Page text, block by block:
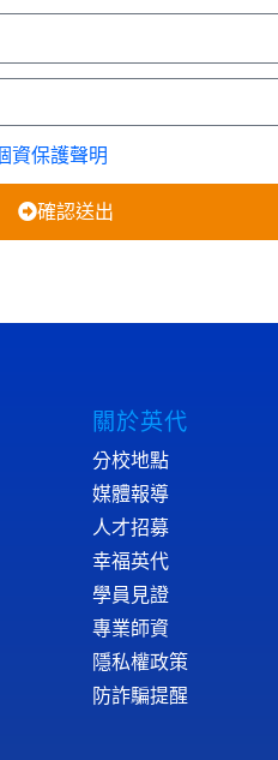
資保護聲明
確認送出
關於英代
分校地點
媒體報導
人才招募
幸福英代
學員見證
專業師資
隱私權政策
防詐騙提醒